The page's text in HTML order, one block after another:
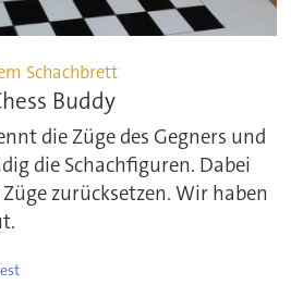
Schachbrett
Buddy
die Züge des Gegners und
die Schachfiguren. Dabei
zurücksetzen. Wir haben